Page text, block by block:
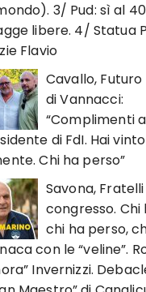
3/ Pud: sì al
libere. 4/ Statua
Flavio
Cavallo, Futuro
di Vannacci:
“Complimenti
di FdI. Hai
Chi ha perso”
Savona,
congresso. Chi
chi ha perso,
con le “veline”.
Invernizzi.